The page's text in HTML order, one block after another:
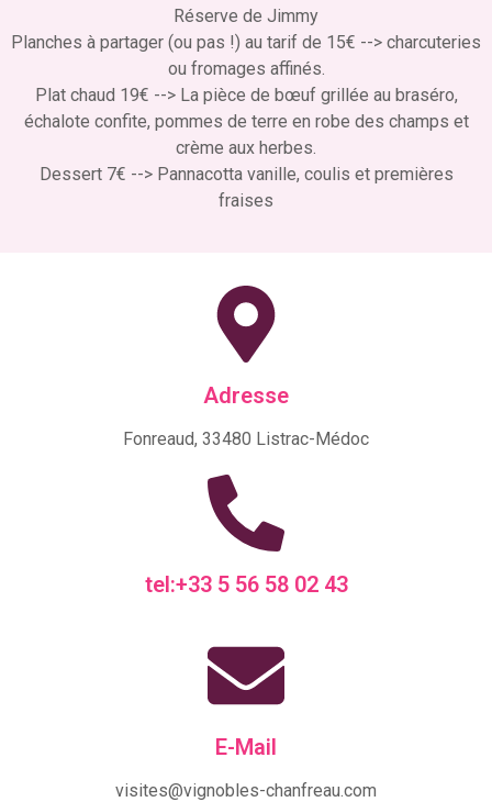
Réserve de Jimmy
Planches à partager (ou pas !) au tarif de 15€ --> charcuteries
ou fromages affinés.
Plat chaud 19€ --> La pièce de bœuf grillée au braséro,
échalote confite, pommes de terre en robe des champs et
crème aux herbes.
Dessert 7€ --> Pannacotta vanille, coulis et premières
fraises
Adresse
Fonreaud, 33480 Listrac-Médoc
tel:+33 5 56 58 02 43
E-Mail
visites@vignobles-chanfreau.com